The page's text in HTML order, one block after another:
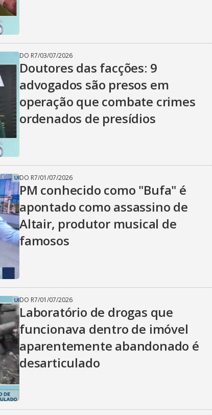
i
d
e
o
DO R7/03/07/2026
Doutores das facções: 9
advogados são presos em
operação que combate crimes
ordenados de presídios
DO R7/01/07/2026
PM conhecido como "Bufa" é
apontado como assassino de
Altair, produtor musical de
famosos
DO R7/01/07/2026
Laboratório de drogas que
funcionava dentro de imóvel
aparentemente abandonado é
desarticulado